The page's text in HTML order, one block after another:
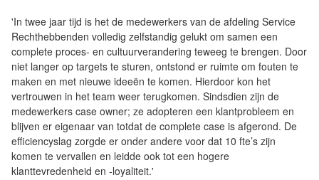
'In twee jaar tijd is het de medewerkers van de afdeling Service
Rechthebbenden volledig zelfstandig gelukt om samen een
complete proces- en cultuurverandering teweeg te brengen. Door
niet langer op targets te sturen, ontstond er ruimte om fouten te
maken en met nieuwe ideeën te komen. Hierdoor kon het
vertrouwen in het team weer terugkomen. Sindsdien zijn de
medewerkers case owner; ze adopteren een klantprobleem en
blijven er eigenaar van totdat de complete case is afgerond. De
efficiencyslag zorgde er onder andere voor dat 10 fte’s zijn
komen te vervallen en leidde ook tot een hogere
klanttevredenheid en -loyaliteit.'